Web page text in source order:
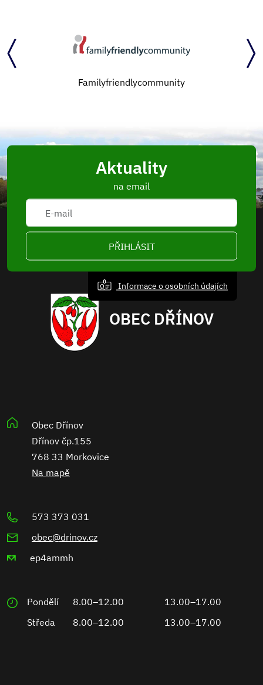
Familyfriendlycommunity
Aktuality
na email
PŘIHLÁSIT
Informace o osobních údajích
OBEC DŘÍNOV
Obec Dřínov
Dřínov čp.155
768 33 Morkovice
Na mapě
573 373 031
obec@drinov.cz
ep4ammh
Pondělí 8.00–12.00
13.00–17.00
Středa
8.00–12.00 13.00–17.00